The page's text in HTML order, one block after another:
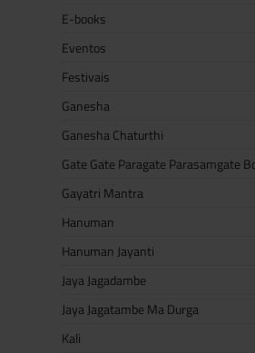
E-books
Eventos
Festivais
Ganesha
Ganesha Chaturthi
Gate Gate Paragate Parasamgate
Gayatri Mantra
Hanuman
Hanuman Jayanti
Jaya Jagadambe
Jaya Jagatambe Ma Durga
Kali